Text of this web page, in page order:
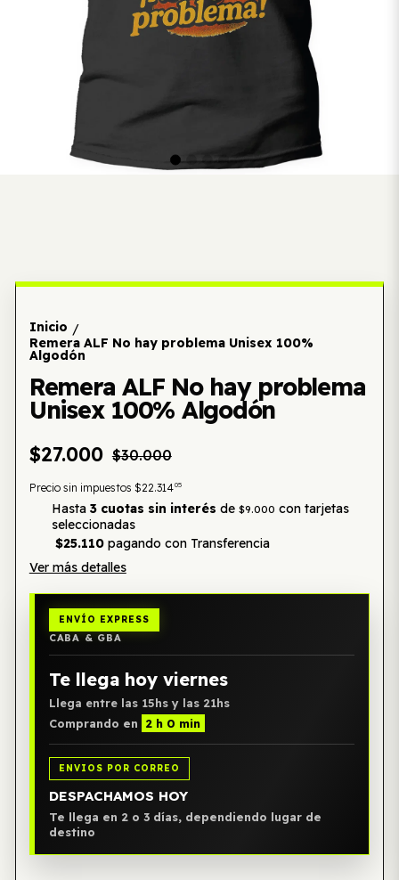
Inicio /
Remera ALF No hay problema Unisex 100%
Algodón
Remera ALF No hay problema
Unisex 100% Algodón
$27.000 $30.000
Precio sin impuestos $22.31405
Hasta 3 cuotas sin interés de $9.000 con tarjetas
seleccionadas
$25.110pagando con Transferencia
Ver más detalles
ENVÍO EXPRESS
CABA & GBA
Te llega hoy viernes
Llega entre las 15hs y las 21hs
Comprando en
2 h 0 min
ENVIOS POR CORREO
DESPACHAMOS HOY
Te llega en 2 o 3 días, dependiendo lugar de
destino